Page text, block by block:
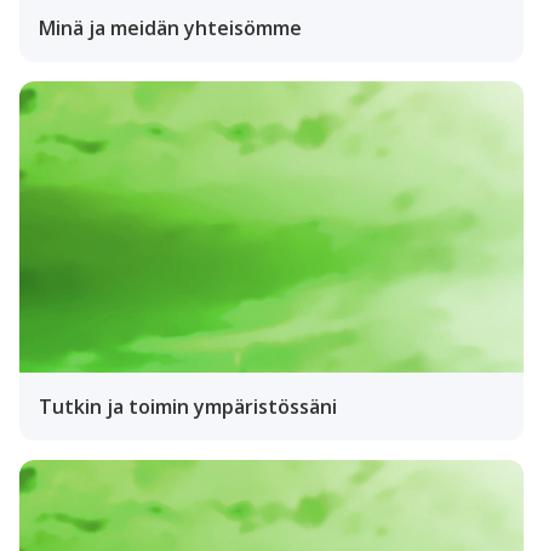
Minä ja meidän yhteisömme
Tutkin ja toimin ympäristössäni